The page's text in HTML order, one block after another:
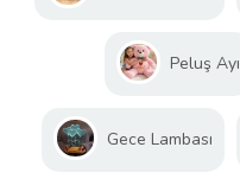
Peluş Ayı
Gece Lambası